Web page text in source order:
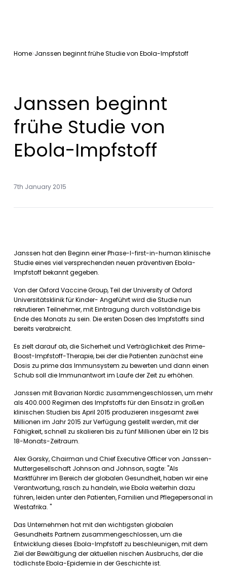
Home Janssen beginnt frühe Studie von Ebola-Impfstoff
Janssen beginnt
frühe Studie von
Ebola-Impfstoff
7th January 2015
Janssen hat den Beginn einer Phase-I-first-in-human klinische
Studie eines viel versprechenden neuen präventiven Ebola-
Impfstoff bekannt gegeben.
Von der Oxford Vaccine Group, Teil der University of Oxford
Universitätsklinik für Kinder- Angeführt wird die Studie nun
rekrutieren Teilnehmer, mit Eintragung durch vollständige bis
Ende des Monats zu sein. Die ersten Dosen des Impfstoffs sind
bereits verabreicht.
Es zielt darauf ab, die Sicherheit und Verträglichkeit des Prime-
Boost-Impfstoff-Therapie, bei der die Patienten zunächst eine
Dosis zu prime das Immunsystem zu bewerten und dann einen
Schub soll die Immunantwort im Laufe der Zeit zu erhöhen.
Janssen mit Bavarian Nordic zusammengeschlossen, um mehr
als 400.000 Regimen des Impfstoffs für den Einsatz in großen
klinischen Studien bis April 2015 produzieren insgesamt zwei
Millionen im Jahr 2015 zur Verfügung gestellt werden, mit der
Fähigkeit, schnell zu skalieren bis zu fünf Millionen über ein 12 bis
18-Monats-Zeitraum.
Alex Gorsky, Chairman und Chief Executive Officer von Janssen-
Muttergesellschaft Johnson and Johnson, sagte: "Als
Marktführer im Bereich der globalen Gesundheit, haben wir eine
Verantwortung, rasch zu handeln, wie Ebola weiterhin dazu
führen, leiden unter den Patienten, Familien und Pflegepersonal in
Westafrika. "
Das Unternehmen hat mit den wichtigsten globalen
Gesundheits Partnern zusammengeschlossen, um die
Entwicklung dieses Ebola-Impfstoff zu beschleunigen, mit dem
Ziel der Bewältigung der aktuellen nischen Ausbruchs, der die
tödlichste Ebola-Epidemie in der Geschichte ist.